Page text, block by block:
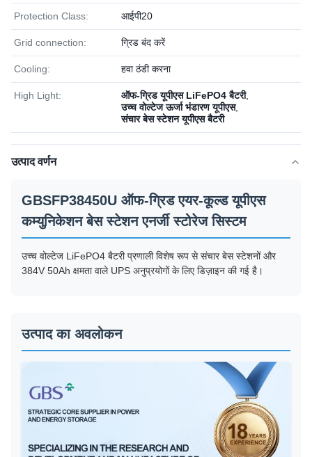
Protection Class: आईपी20
Grid connection: ग्रिड बंद करें
Cooling: हवा ठंडी करना
High Light: ऑफ-ग्रिड यूपीएस LiFePO4 बैटरी,
उच्च वोल्टेज ऊर्जा भंडारण यूपीएस,
संचार बेस स्टेशन यूपीएस बैटरी
उत्पाद वर्णन
GBSFP38450U ऑफ-ग्रिड एयर-कूल्ड यूपीएस
कम्युनिकेशन बेस स्टेशन एनर्जी स्टोरेज सिस्टम
उच्च वोल्टेज LiFePO4 बैटरी प्रणाली विशेष रूप से संचार बेस स्टेशनों और
384V 50Ah क्षमता वाले UPS अनुप्रयोगों के लिए डिज़ाइन की गई है।
उत्पाद का अवलोकन